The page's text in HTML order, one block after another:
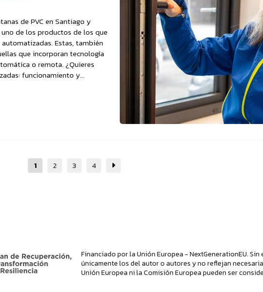
de PVC en Santiago y
de los productos de los que
Estas, también
que incorporan tecnología
o remota. ¿Quieres
funcionamiento y
1 2 3 4
Financiado por la Unión Europea - NextGenerationEU.
únicamente los del autor o autores y no reflejan
Unión Europea ni la Comisión Europea pueden ser